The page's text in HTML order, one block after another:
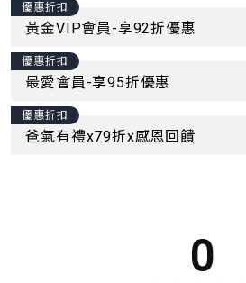
優惠折扣
黃金VIP會員-享92折優惠
優惠折扣
最愛會員-享95折優惠
優惠折扣
爸氣有禮x79折x感恩回饋
0